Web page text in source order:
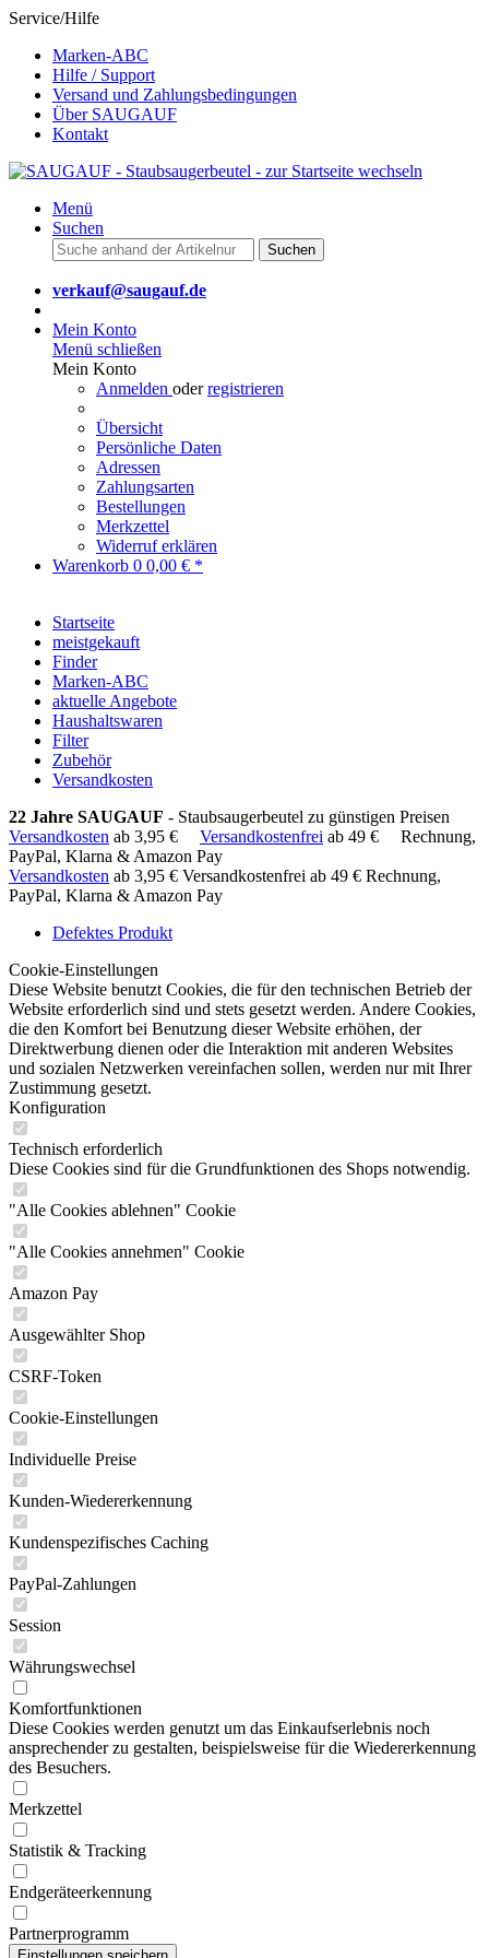
Service/Hilfe
Marken-ABC
Hilfe / Support
Versand und Zahlungsbedingungen
Über SAUGAUF
Kontakt
Menü
Suchen
Suchen
verkauf@saugauf.de
Mein Konto
Menü schließen
Mein Konto
Anmelden oderregistrieren
Übersicht
Persönliche Daten
Adressen
Zahlungsarten
Bestellungen
Merkzettel
Widerruf erklären
Warenkorb 0 0,00 € *
Startseite
meistgekauft
Finder
Marken-ABC
aktuelle Angebote
Haushaltswaren
Filter
Zubehör
Versandkosten
22 Jahre SAUGAUF - Staubsaugerbeutel zu günstigen Preisen
Versandkosten ab 3,95 € Versandkostenfrei ab 49 €
Rechnung,
PayPal, Klarna & Amazon Pay
Versandkosten ab 3,95 € Versandkostenfrei ab 49 € Rechnung,
PayPal, Klarna & Amazon Pay
Defektes Produkt
Cookie-Einstellungen
Diese Website benutzt Cookies, die für den technischen Betrieb der
Website erforderlich sind und stets gesetzt werden. Andere Cookies,
die den Komfort bei Benutzung dieser Website erhöhen, der
Direktwerbung dienen oder die Interaktion mit anderen Websites
und sozialen Netzwerken vereinfachen sollen, werden nur mit Ihrer
Zustimmung gesetzt.
Konfiguration
Technisch erforderlich
Diese Cookies sind für die Grundfunktionen des Shops notwendig.
"Alle Cookies ablehnen" Cookie
"Alle Cookies annehmen" Cookie
Amazon Pay
Ausgewählter Shop
CSRF-Token
Cookie-Einstellungen
Individuelle Preise
Kunden-Wiedererkennung
Kundenspezifisches Caching
PayPal-Zahlungen
Session
Währungswechsel
Komfortfunktionen
Diese Cookies werden genutzt um das Einkaufserlebnis noch
ansprechender zu gestalten, beispielsweise für die Wiedererkennung
des Besuchers.
Merkzettel
Statistik & Tracking
Endgeräteerkennung
Partnerprogramm